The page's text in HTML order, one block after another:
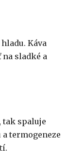
Káva
sladké a
tak spaluje
termogeneze